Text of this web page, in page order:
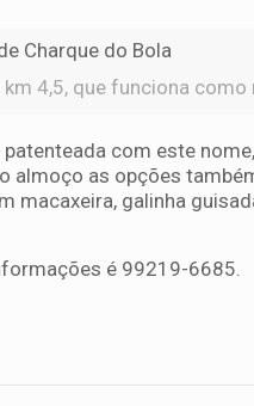
4,5, que funciona
com este
almoço as opções
macaxeira, galinha
é 99219-6685.